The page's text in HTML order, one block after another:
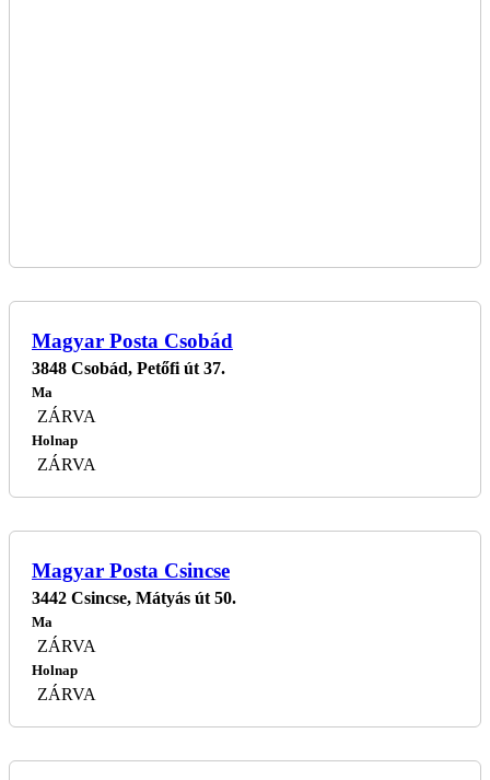
Magyar Posta Csobád
3848 Csobád, Petőfi út 37.
Ma
ZÁRVA
Holnap
ZÁRVA
Magyar Posta Csincse
3442 Csincse, Mátyás út 50.
Ma
ZÁRVA
Holnap
ZÁRVA